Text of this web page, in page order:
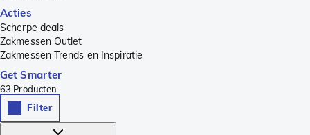
Acties
Scherpe deals
Zakmessen Outlet
Zakmessen Trends en Inspiratie
Get Smarter
63 Producten
Filter